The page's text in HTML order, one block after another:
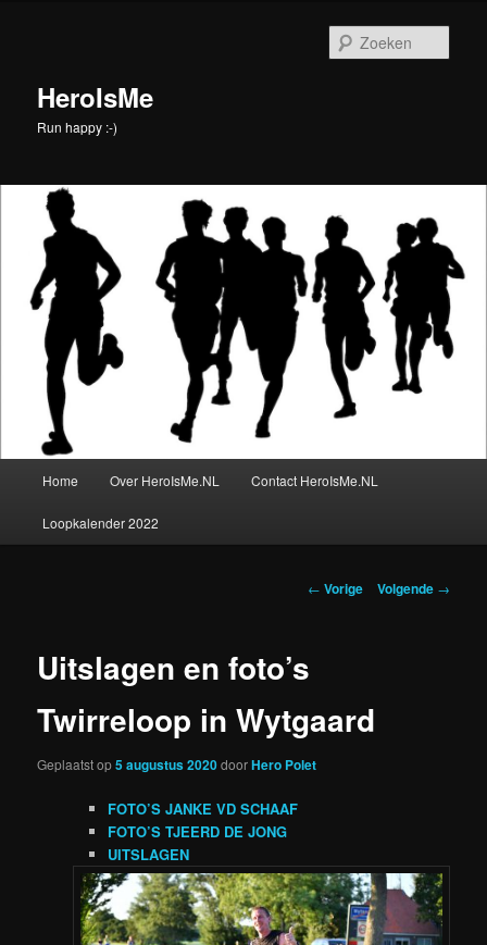
inhoudHeroIsMe
Run happy :-)
Home Over HeroIsMe.NL Contact HeroIsMe.NL
Loopkalender 2022
Berichtnavigatie
← Vorige Volgende →
Uitslagen en foto’s
Twirreloop in Wytgaard
Geplaatst op5 augustus 2020doorHero Polet
FOTO’S JANKE VD SCHAAF
FOTO’S TJEERD DE JONG
UITSLAGEN